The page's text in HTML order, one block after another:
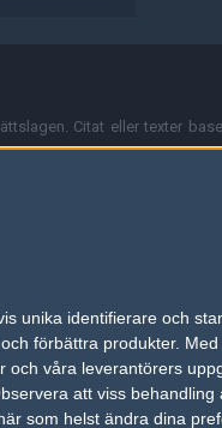
unika identifierare och
förbättra produkter.
våra leverantörers
att viss
som helst ändra dina
Citat eller texter
inte
du skicka iväg ett email till
som t.ex. användarnamn.
av cookies i din
kommunikation som